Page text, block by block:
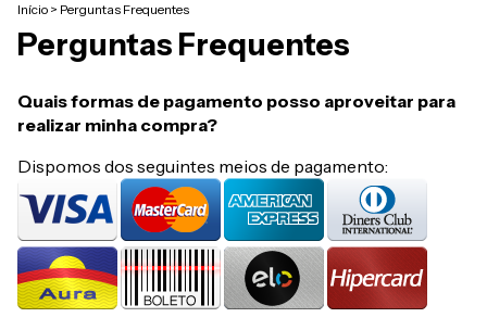
Início > Perguntas Frequentes
Perguntas Frequentes
Quais formas de pagamento posso aproveitar para
realizar minha compra?
Dispomos dos seguintes meios de pagamento: